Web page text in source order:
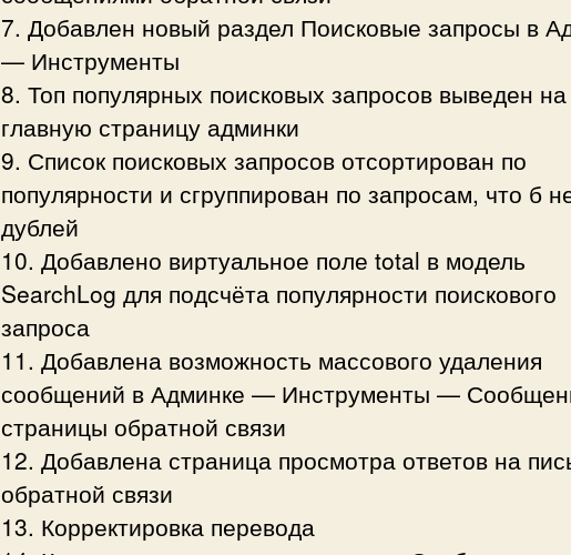
7. Добавлен новый раздел Поисковые запросы в
— Инструменты
8. Топ популярных поисковых запросов выведен на
главную страницу админки
9. Список поисковых запросов отсортирован по
популярности и сгруппирован по запросам, что б
дублей
10. Добавлено виртуальное поле total в модель
SearchLog для подсчёта популярности поискового
запроса
11. Добавлена возможность массового удаления
сообщений в Админке — Инструменты —
страницы обратной связи
12. Добавлена страница просмотра ответов на
обратной связи
13. Корректировка перевода